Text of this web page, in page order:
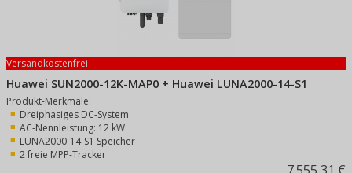
Versandkostenfrei
Huawei SUN2000-12K-MAP0 + Huawei LUNA2000-14-S1
Produkt-Merkmale:
Dreiphasiges DC-System
AC-Nennleistung: 12 kW
LUNA2000-14-S1 Speicher
2 freie MPP-Tracker